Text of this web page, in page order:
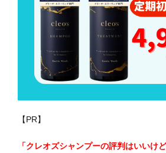
【PR】
「クレオズシャンプーの評判はいいけ